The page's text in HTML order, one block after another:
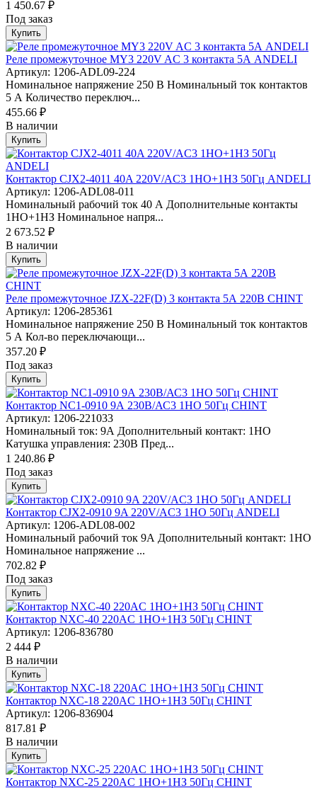
1 450.67 ₽
Под заказ
Купить
Реле промежуточное MY3 220V AC 3 контакта 5А ANDELI
Артикул: 1206-ADL09-224
Номинальное напряжение 250 В Номинальный ток контактов
5 А Количество переключ...
455.66 ₽
В наличии
Купить
Контактор CJX2-4011 40A 220V/AC3 1НО+1НЗ 50Гц ANDELI
Артикул: 1206-ADL08-011
Номинальный рабочий ток 40 А Дополнительные контакты
1НО+1НЗ Номинальное напря...
2 673.52 ₽
В наличии
Купить
Реле промежуточное JZX-22F(D) 3 контакта 5А 220В CHINT
Артикул: 1206-285361
Номинальное напряжение 250 В Номинальный ток контактов
5 А Кол-во переключающи...
357.20 ₽
Под заказ
Купить
Контактор NC1-0910 9А 230В/АС3 1НО 50Гц CHINT
Артикул: 1206-221033
Номинальный ток: 9А Дополнительный контакт: 1НО
Катушка управления: 230В Пред...
1 240.86 ₽
Под заказ
Купить
Контактор CJX2-0910 9A 220V/AC3 1НО 50Гц ANDELI
Артикул: 1206-ADL08-002
Номинальный рабочий ток 9А Дополнительный контакт: 1НО
Номинальное напряжение ...
702.82 ₽
Под заказ
Купить
Контактор NXC-40 220AC 1НО+1НЗ 50Гц CHINT
Артикул: 1206-836780
2 444 ₽
В наличии
Купить
Контактор NXC-18 220AC 1НО+1НЗ 50Гц CHINT
Артикул: 1206-836904
817.81 ₽
В наличии
Купить
Контактор NXC-25 220AC 1НО+1НЗ 50Гц CHINT